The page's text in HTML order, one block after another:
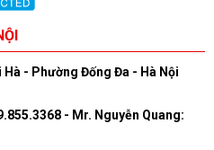
Hà - Phường Đống Đa - Hà Nội
- Mr. Nguyễn Quang: